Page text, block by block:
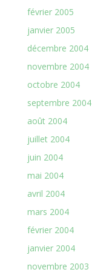
février 2005
janvier 2005
décembre 2004
novembre 2004
octobre 2004
septembre 2004
août 2004
juillet 2004
juin 2004
mai 2004
avril 2004
mars 2004
février 2004
janvier 2004
novembre 2003